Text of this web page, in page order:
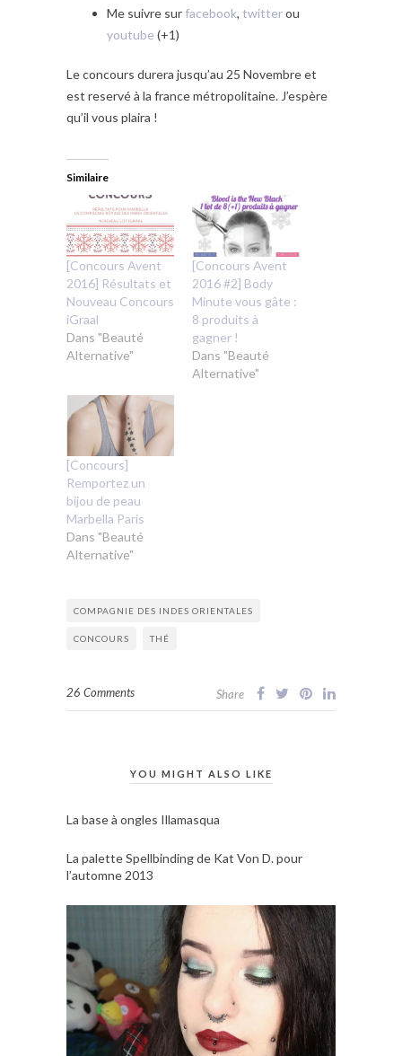
Me suivre sur facebook, twitterou
youtube (+1)
Le concours durera jusqu’au 25 Novembre et
est reservé à la france métropolitaine. J’espère
qu’il vous plaira !
Similaire
[Concours Avent
2016] Résultats et
Nouveau Concours
iGraal
Dans "Beauté
Alternative"
[Concours Avent
2016 #2] Body
Minute vous gâte :
8 produits à
gagner !
Dans "Beauté
Alternative"
[Concours]
Remportez un
bijou de peau
Marbella Paris
Dans "Beauté
Alternative"
COMPAGNIE DES INDES ORIENTALES
CONCOURS THÉ
26 Comments Share
YOU MIGHT ALSO LIKE
La base à ongles Illamasqua
La palette Spellbinding de Kat Von D. pour
l’automne 2013